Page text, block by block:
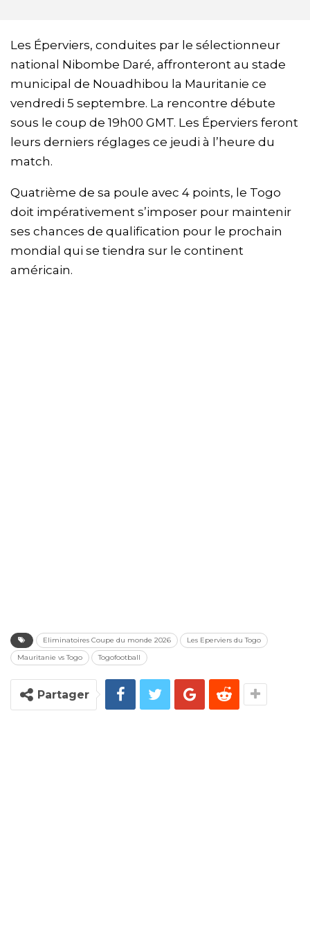
Les Éperviers, conduites par le sélectionneur
national Nibombe Daré, affronteront au stade
municipal de Nouadhibou la Mauritanie ce
vendredi 5 septembre. La rencontre débute
sous le coup de 19h00 GMT. Les Éperviers feront
leurs derniers réglages ce jeudi à l’heure du
match.
Quatrième de sa poule avec 4 points, le Togo
doit impérativement s’imposer pour maintenir
ses chances de qualification pour le prochain
mondial qui se tiendra sur le continent
américain.
Eliminatoires Coupe du monde 2026
Les Eperviers du Togo
Mauritanie vs Togo
Togofootball
Partager